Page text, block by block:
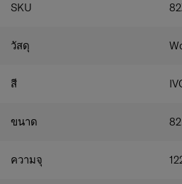
ระบบความปลอดภัย TSA
สายรัดสัมภาระ และ แผงกั้น
SKU
วัสดุ
สี
ขนาด
ความจุ